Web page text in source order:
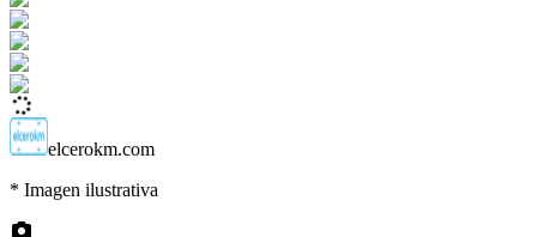
elcerokm.com
* Imagen ilustrativa